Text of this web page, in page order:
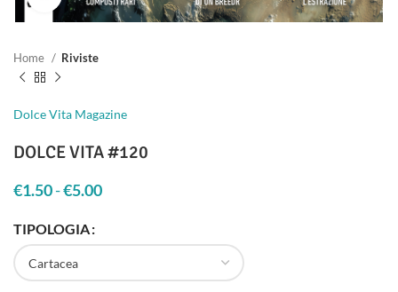
Home Riviste
Dolce Vita Magazine
DOLCE VITA #120
€1.50-€5.00
TIPOLOGIA